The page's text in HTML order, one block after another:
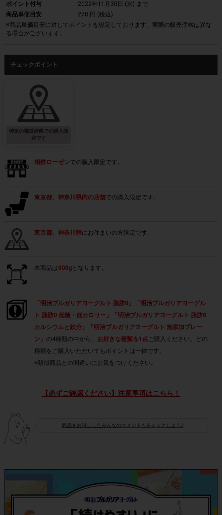
ポイント付与
2022年11月30日 (水) まで
商品単価目安
278 円 (税込)
※商品単価目安に対してポイントを設定しております。実際の販売価格は異な
る場合がございます。
チェックポイント
特定の都道府県での購入限
定です
相鉄ローゼンでの購入限定です。
東京都、神奈川県内の店舗での購入限定です。
東京都、神奈川県にお住まいの方限定です。
本商品は 900gとなります。
「明治ブルガリアヨーグルト 脂肪0」「明治ブルガリアヨーグル
ト 脂肪0 低糖・低カロリー」「明治ブルガリアヨーグルト 脂肪0
カルシウムと鉄分」「明治ブルガリアヨーグルト 無添加プレー
ン」 の4種類の中から、 お好きな種類を1点 ご購入ください。どの
種類をご購入いただいてもポイントは一律です。
※類似商品との間違いにお気をつけください。
【必ずご確認ください】注意事項はこちら！
商品をお試ししたみんなのコメントもチェックしよう♪